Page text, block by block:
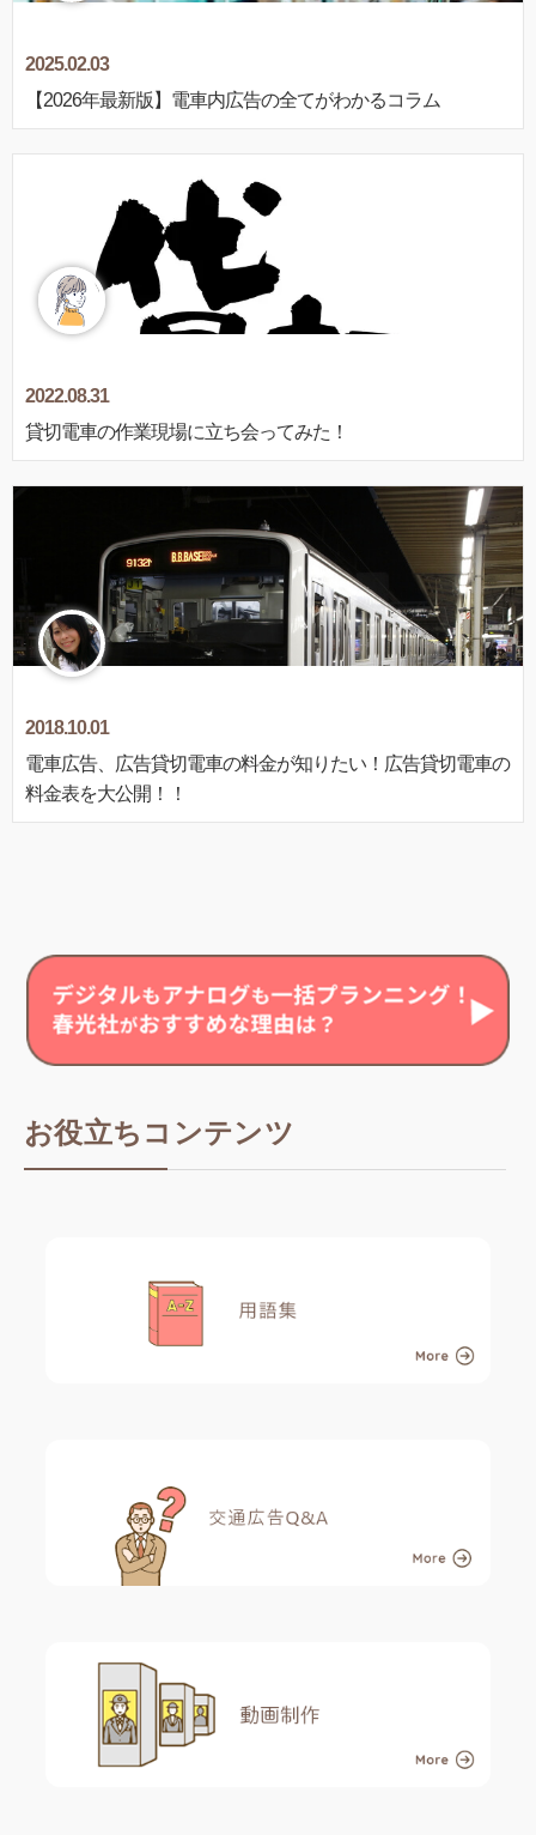
2025.02.03
【2026年最新版】電車内広告の全てがわかるコラム
2022.08.31
貸切電車の作業現場に立ち会ってみた！
2018.10.01
電車広告、広告貸切電車の料金が知りたい！広告貸切電車の
料金表を大公開！！
お役立ちコンテンツ